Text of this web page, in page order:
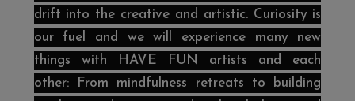
drift into the creative and artistic. Curiosity is
our fuel and we will experience many new
things with HAVE FUN artists and each
other: From mindfulness retreats to building